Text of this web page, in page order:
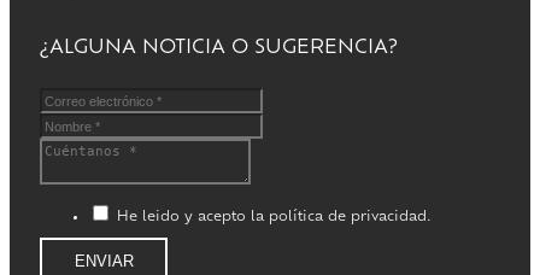
¿ALGUNA NOTICIA O SUGERENCIA?
He leido y acepto la política de privacidad.
ENVIAR